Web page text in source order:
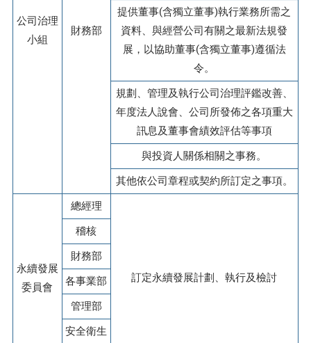
公司治理
小組
財務部
提供董事(含獨立董事)執行業務所需之
資料、與經營公司有關之最新法規發
展，以協助董事(含獨立董事)遵循法
令。
規劃、管理及執行公司治理評鑑改善、
年度法人說會、公司所發佈之各項重大
訊息及董事會績效評估等事項
與投資人關係相關之事務。
其他依公司章程或契約所訂定之事項。
永續發展
委員會
總經理
訂定永續發展計劃、執行及檢討
稽核
財務部
各事業部
管理部
安全衛生